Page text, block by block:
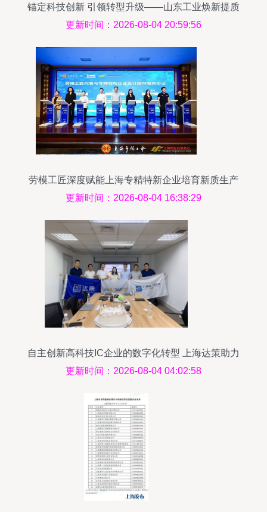
锚定科技创新 引领转型升级——山东工业焕新提质
一线见闻与上海企业技术服务启示
更新时间：2026-08-04 20:59:56
劳模工匠深度赋能上海专精特新企业培育新质生产
力
更新时间：2026-08-04 16:38:29
自主创新高科技IC企业的数字化转型 上海达策助力
上海芯钛迈向企业发展新赛道
更新时间：2026-08-04 04:02:58